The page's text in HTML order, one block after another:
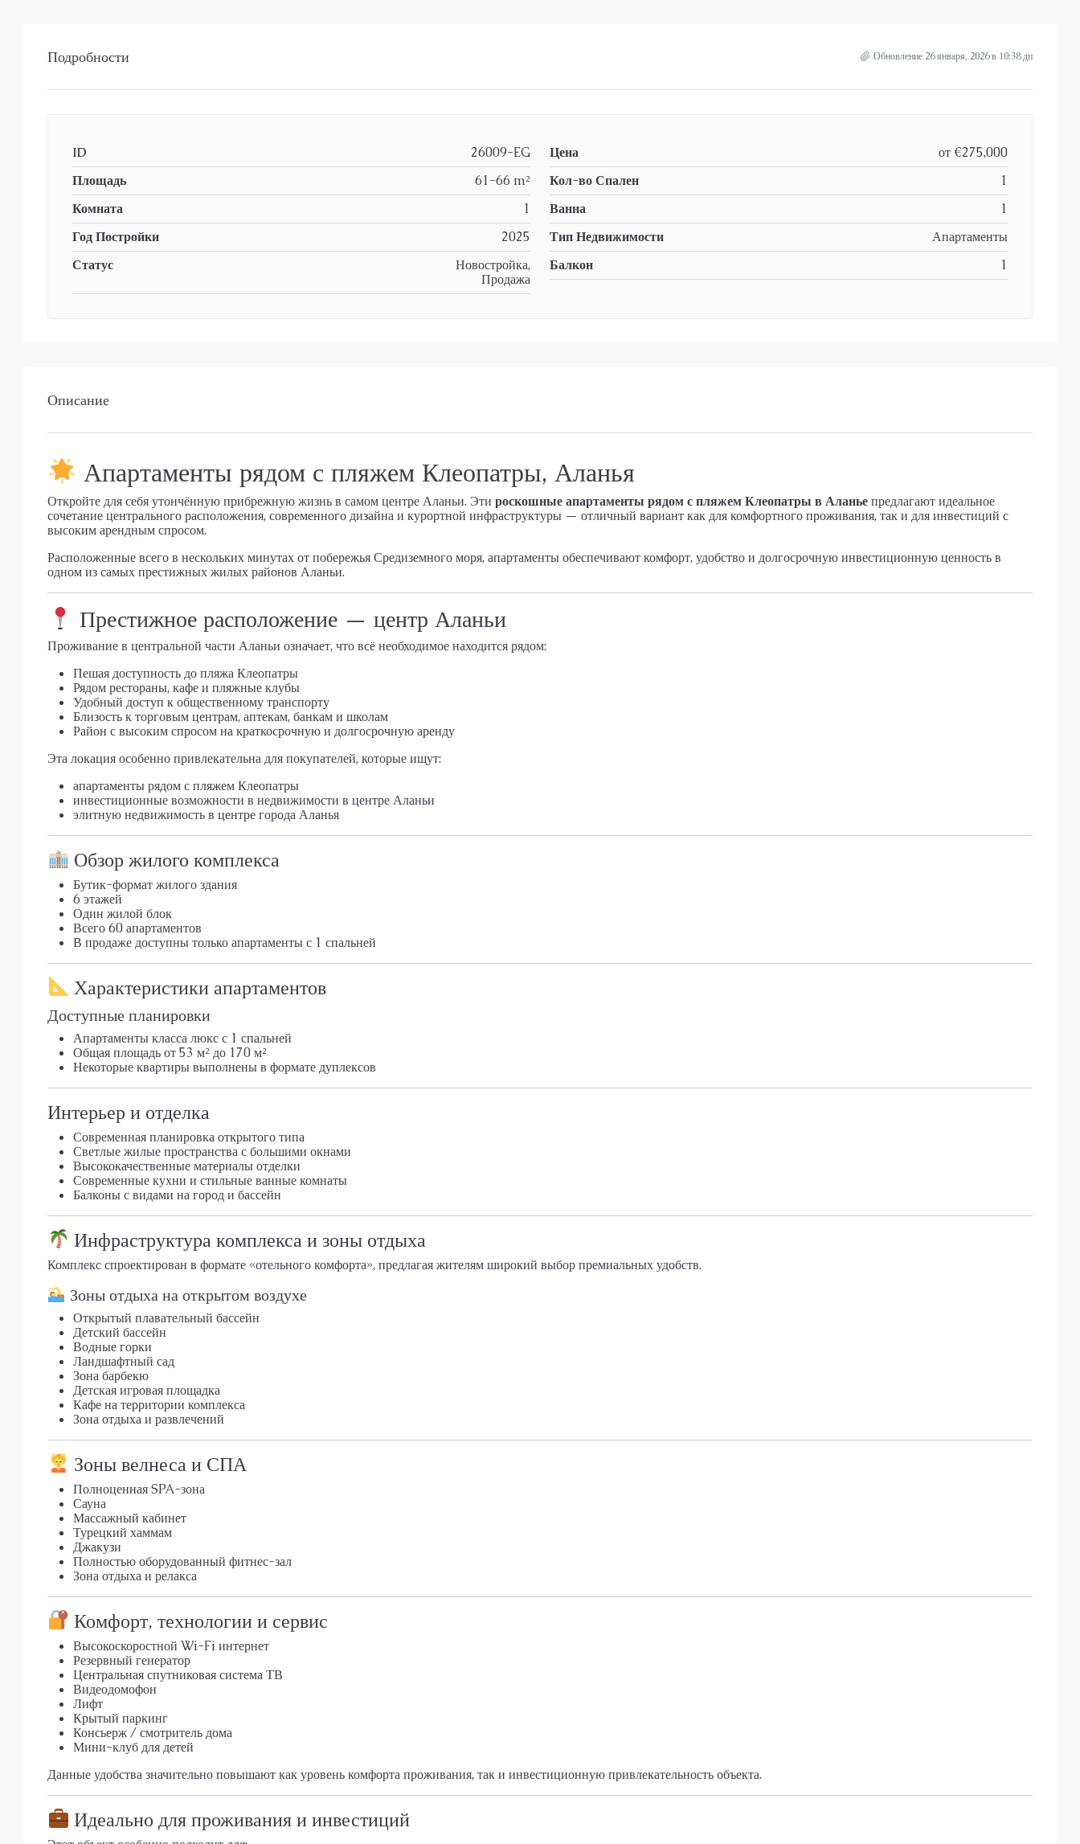
Подробности Обновление 26 января, 2026 в 10:38 дп
ID 26009-EG Цена от€275,000
Площадь
61-66 m² Кол-во Спален
1
Комната
1 Ванна
1
Год Постройки
2025 Тип Недвижимости
Апартаменты
Статус
Новостройка,
Продажа
Балкон 1
Описание
Апартаменты рядом с пляжем Клеопатры, Аланья
Откройте для себя утончённую прибрежную жизнь в самом центре Аланьи. Эти роскошные апартаменты рядом с пляжем Клеопатры в Аланьепредлагают идеальное
сочетание центрального расположения, современного дизайна и курортной инфраструктуры — отличный вариант как для комфортного проживания, так и для инвестиций с
высоким арендным спросом.
Расположенные всего в нескольких минутах от побережья Средиземного моря, апартаменты обеспечивают комфорт, удобство и долгосрочную инвестиционную ценность в
одном из самых престижных жилых районов Аланьи.
Престижное расположение — центр Аланьи
Проживание в центральной части Аланьи означает, что всё необходимое находится рядом:
Пешая доступность до пляжа Клеопатры
Рядом рестораны, кафе и пляжные клубы
Удобный доступ к общественному транспорту
Близость к торговым центрам, аптекам, банкам и школам
Район с высоким спросом на краткосрочную и долгосрочную аренду
Эта локация особенно привлекательна для покупателей, которые ищут:
апартаменты рядом с пляжем Клеопатры
инвестиционные возможности в недвижимости в центре Аланьи
элитную недвижимость в центре города Аланья
Обзор жилого комплекса
Бутик-формат жилого здания
6 этажей
Один жилой блок
Всего 60 апартаментов
В продаже доступны только апартаменты с 1 спальней
Характеристики апартаментов
Доступные планировки
Апартаменты класса люкс с 1 спальней
Общая площадь от 53 м² до 170 м²
Некоторые квартиры выполнены в формате дуплексов
Интерьер и отделка
Современная планировка открытого типа
Светлые жилые пространства с большими окнами
Высококачественные материалы отделки
Современные кухни и стильные ванные комнаты
Балконы с видами на город и бассейн
Инфраструктура комплекса и зоны отдыха
Комплекс спроектирован в формате «отельного комфорта», предлагая жителям широкий выбор премиальных удобств.
Зоны отдыха на открытом воздухе
Открытый плавательный бассейн
Детский бассейн
Водные горки
Ландшафтный сад
Зона барбекю
Детская игровая площадка
Кафе на территории комплекса
Зона отдыха и развлечений
Зоны велнеса и СПА
Полноценная SPA-зона
Сауна
Массажный кабинет
Турецкий хаммам
Джакузи
Полностью оборудованный фитнес-зал
Зона отдыха и релакса
Комфорт, технологии и сервис
Высокоскоростной Wi-Fi интернет
Резервный генератор
Центральная спутниковая система ТВ
Видеодомофон
Лифт
Крытый паркинг
Консьерж / смотритель дома
Мини-клуб для детей
Данные удобства значительно повышают как уровень комфорта проживания, так и инвестиционную привлекательность объекта.
Идеально для проживания и инвестиций